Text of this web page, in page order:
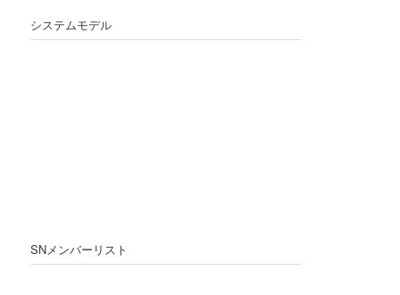
システムモデル
SNメンバーリスト